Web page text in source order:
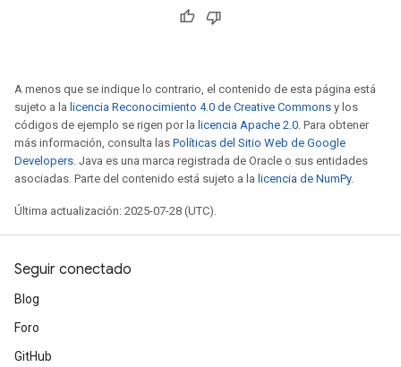
A menos que se indique lo contrario, el contenido de esta página está
sujeto a la licencia Reconocimiento 4.0 de Creative Commons y los
códigos de ejemplo se rigen por la licencia Apache 2.0. Para obtener
más información, consulta las Políticas del Sitio Web de Google
Developers. Java es una marca registrada de Oracle o sus entidades
asociadas. Parte del contenido está sujeto a la licencia de NumPy.
Última actualización: 2025-07-28 (UTC).
Seguir conectado
Blog
Foro
GitHub